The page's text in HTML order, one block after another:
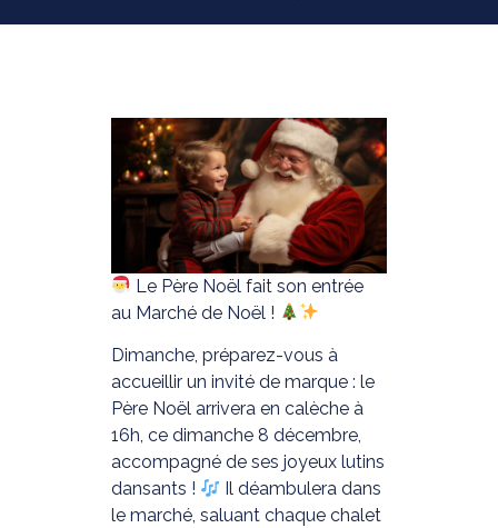
Le Père Noël fait son entrée
au Marché de Noël !
Dimanche, préparez-vous à
accueillir un invité de marque : le
Père Noël arrivera en calèche à
16h, ce dimanche 8 décembre,
accompagné de ses joyeux lutins
dansants !
Il déambulera dans
le marché, saluant chaque chalet